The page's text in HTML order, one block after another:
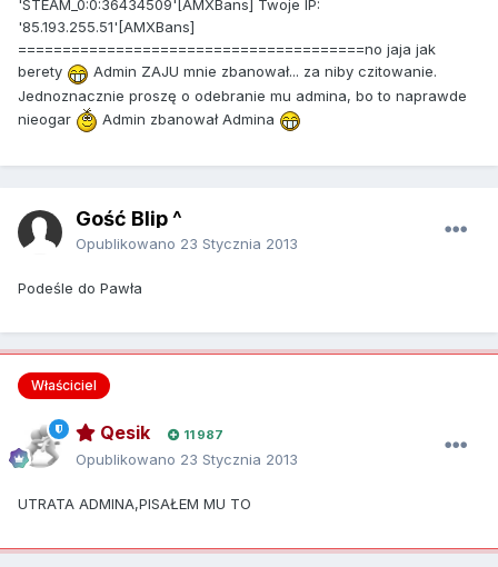
'STEAM_0:0:36434509'[AMXBans] Twoje IP:
'85.193.255.51'[AMXBans]
=======================================no jaja jak
berety
Admin ZAJU mnie zbanował... za niby czitowanie.
Jednoznacznie proszę o odebranie mu admina, bo to naprawde
nieogar
Admin zbanował Admina
Gość Blip ^
Opublikowano 23 Stycznia 2013
Podeśle do Pawła
Właściciel
Qesik 11 987
Opublikowano 23 Stycznia 2013
UTRATA ADMINA,PISAŁEM MU TO